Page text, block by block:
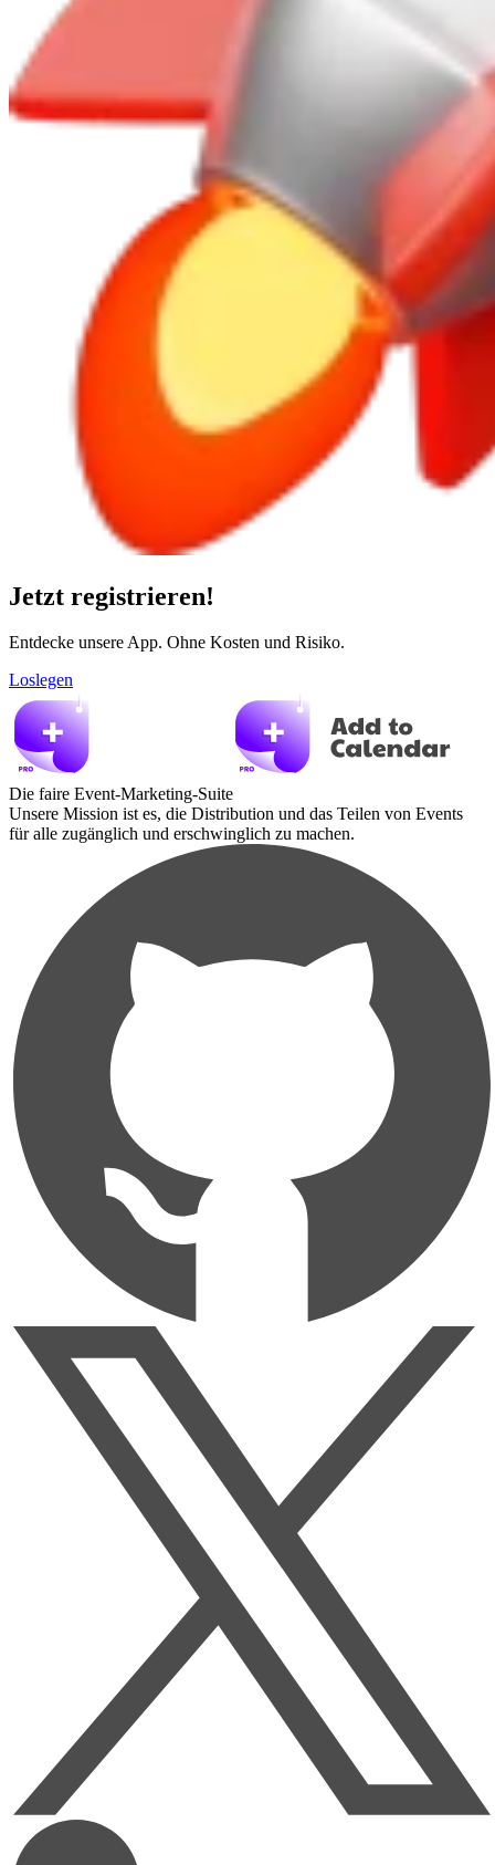
Jetzt registrieren!
Entdecke unsere App. Ohne Kosten und Risiko.
Loslegen
Die faire Event-Marketing-Suite
Unsere Mission ist es, die Distribution und das Teilen von Events
für alle zugänglich und erschwinglich zu machen.